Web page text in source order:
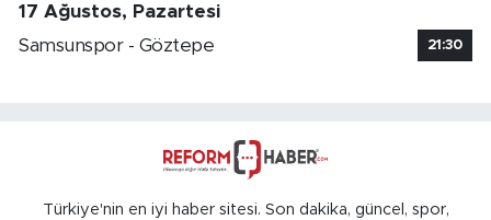
17 Ağustos, Pazartesi
Samsunspor - Göztepe
21:30
Türkiye'nin en iyi haber sitesi. Son dakika, güncel, spor,